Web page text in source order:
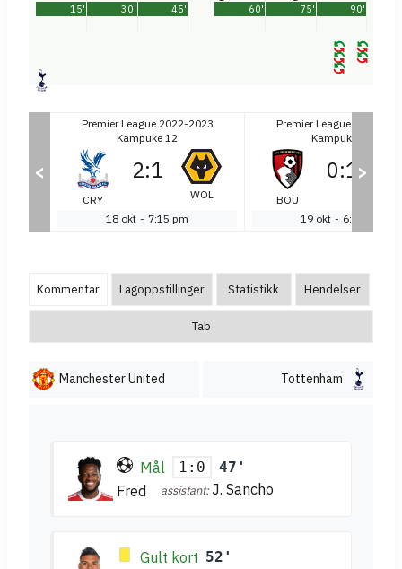
45'
15' 30' 90'
60' 75'
Premier League 2022-2023
Kampuke 12
CRY
2:1
WOL
18 okt - 7:15 pm
Premier League 2022-
Kampuke 12
BOU
0:1
19 okt - 6:30 pm
< >
Kommentar Lagoppstillinger Statistikk Hendelser
Tab
Manchester United Tottenham
Mål 1:0 47'
Fred assistant: J. Sancho
Gult kort 52'